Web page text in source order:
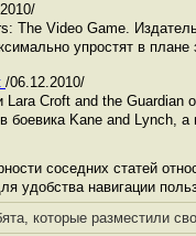
The Video Game.
упростят в плане
/06.12.2010/
Croft and the Guardian
Kane and Lynch,
соседних статей
удобства навигации
которые разместили